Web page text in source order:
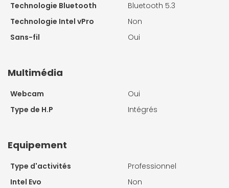
Technologie Bluetooth
Bluetooth 5.3
Technologie Intel vPro
Non
Sans-fil
Oui
Multimédia
Webcam
Oui
Type de H.P
Intégrés
Equipement
Type d'activités
Professionnel
Intel Evo
Non